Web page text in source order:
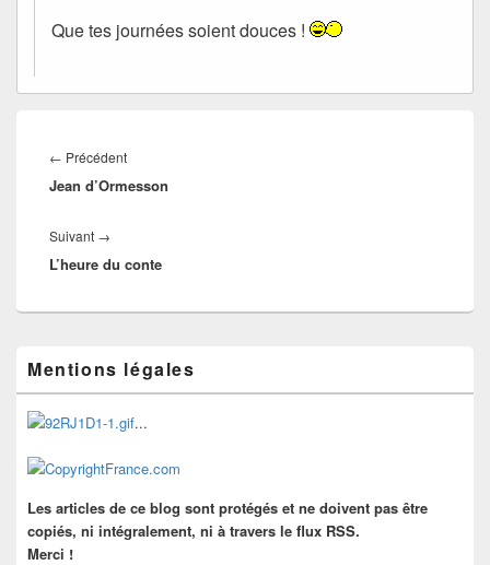
Que tes journées soient douces !
de
l’article
← PrécédentArticle
précédent :
Jean d’Ormesson
Suivant →
suivant :
L’heure du conte
principale
de
widget
pour
barre
Mentions légales
...
Les articles de ce blog sont protégés et ne doivent pas être
copiés, ni intégralement, ni à travers le flux RSS.
Merci !